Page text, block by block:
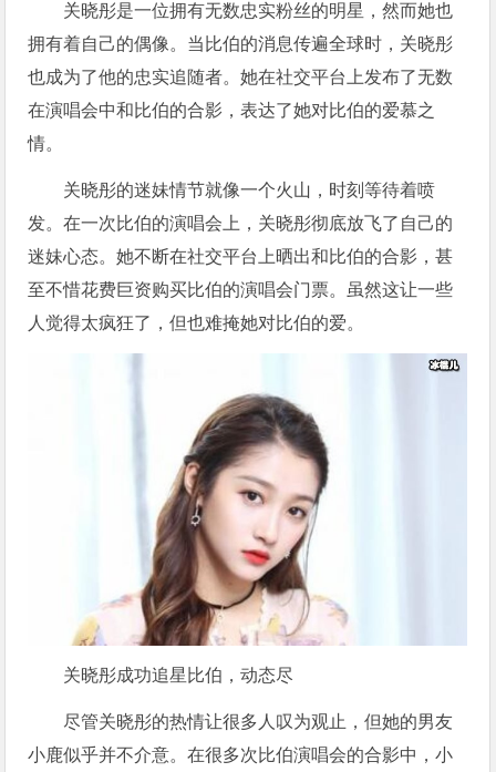
关晓彤是一位拥有无数忠实粉丝的明星，然而她也
拥有着自己的偶像。当比伯的消息传遍全球时，关晓彤
也成为了他的忠实追随者。她在社交平台上发布了无数
在演唱会中和比伯的合影，表达了她对比伯的爱慕之
情。
关晓彤的迷妹情节就像一个火山，时刻等待着喷
发。在一次比伯的演唱会上，关晓彤彻底放飞了自己的
迷妹心态。她不断在社交平台上晒出和比伯的合影，甚
至不惜花费巨资购买比伯的演唱会门票。虽然这让一些
人觉得太疯狂了，但也难掩她对比伯的爱。
关晓彤成功追星比伯，动态尽
尽管关晓彤的热情让很多人叹为观止，但她的男友
小鹿似乎并不介意。在很多次比伯演唱会的合影中，小